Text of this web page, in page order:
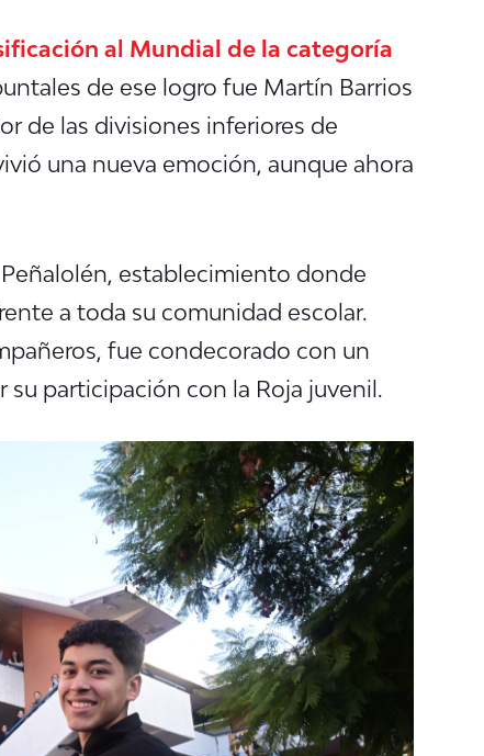
al Mundial de la categoría
de ese logro fue Martín Barrios
de las divisiones inferiores de
una nueva emoción, aunque ahora
establecimiento donde
a toda su comunidad escolar.
fue condecorado con un
participación con la Roja juvenil.